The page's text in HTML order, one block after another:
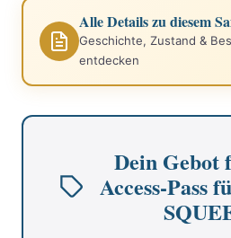
Alle Details zu diesem
Geschichte, Zustand &
entdecken
Dein Gebot
Access-Pass